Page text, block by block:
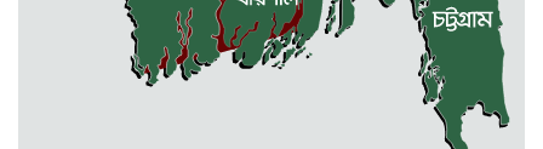
জুলাই ব্যবসা ও হাদি ব্যবসা চালু রাখতে
হবে: মাহমুদা মিতু